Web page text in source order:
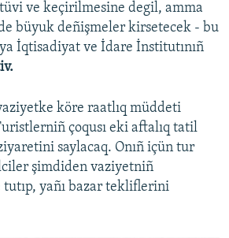
ve keçirilmesine degil, amma
büyuk deñişmeler kirsetecek - bu
İqtisadiyat ve İdare İnstitutınıñ
köre raatlıq müddeti
çoqusı eki aftalıq tatil
saylacaq. Onıñ içün tur
şimdiden vaziyetniñ
yañı bazar tekliflerini